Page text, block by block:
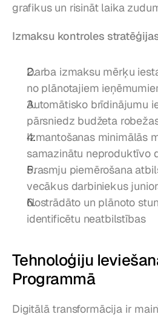
grafikus un risināt laika
Izmaksu kontroles
Darba izmaksu mērķu
no plānotajiem
Automātisko brīdinājumu
pārsniedz budžeta
Izmantošanas minimālās
samazinātu neproduktīvo
Prasmju piemērošana
vecākus darbiniekus
Nostrādāto un plānoto
identificētu neatbilstības
Tehnoloģiju
Programmā
Digitālā transformācija ir